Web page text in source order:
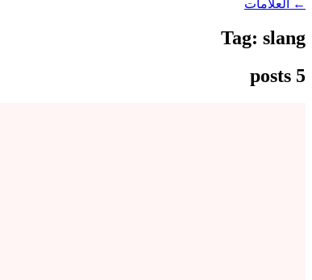
← العلامات
Tag: slang
5 posts